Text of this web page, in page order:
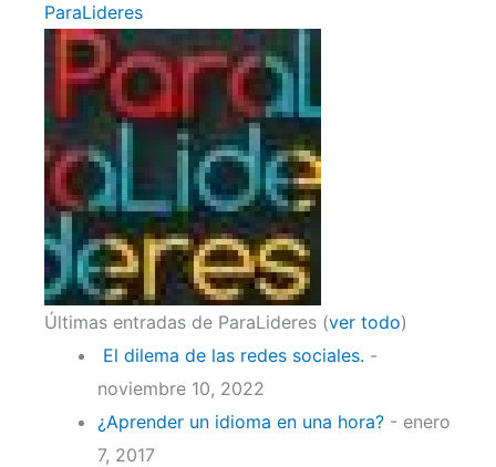
ParaLideres
Últimas entradas de ParaLideres (ver todo)
El dilema de las redes sociales. -
noviembre 10, 2022
¿Aprender un idioma en una hora? - enero
7, 2017